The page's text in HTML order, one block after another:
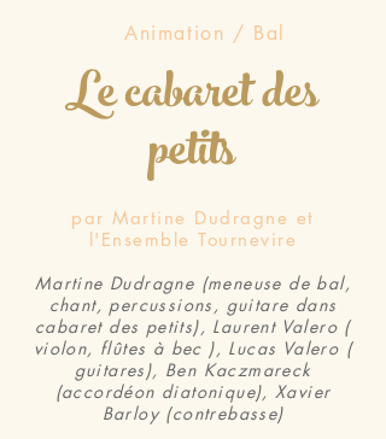
Animation / Bal
Le cabaret des
petits
par Martine Dudragne et
l'Ensemble Tournevire
Martine Dudragne (meneuse de bal,
chant, percussions, guitare dans
cabaret des petits), Laurent Valero (
violon, flûtes à bec ), Lucas Valero (
guitares), Ben Kaczmareck
(accordéon diatonique), Xavier
Barloy (contrebasse)